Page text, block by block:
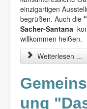
einzigartigen
begrüßen. Auch die
Sacher-Santana
willkommen heißen.
Weiterlesen ...
ung